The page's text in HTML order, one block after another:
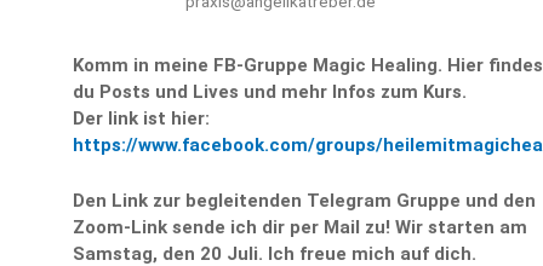
Komm in meine FB-Gruppe Magic Healing. Hier
du Posts und Lives und mehr Infos zum Kurs.
Der link ist hier:
https://www.facebook.com/groups/
Den Link zur begleitenden Telegram Gruppe und den
Zoom-Link sende ich dir per Mail zu! Wir starten am
Samstag, den 20 Juli. Ich freue mich auf dich.